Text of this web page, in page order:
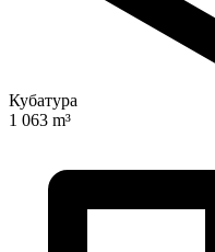
Кубатура
1 063 m³